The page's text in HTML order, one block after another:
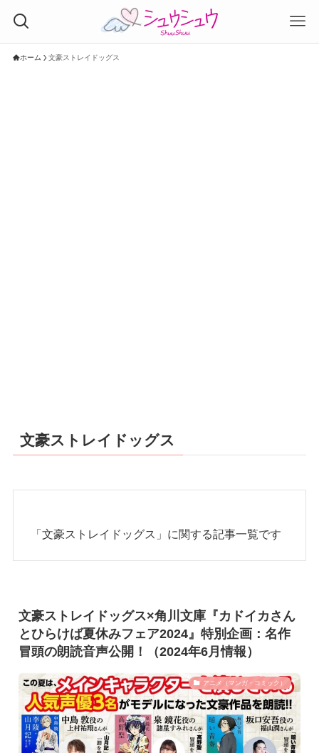
ホーム 文豪ストレイドッグス
文豪ストレイドッグス
「文豪ストレイドッグス」に関する記事一覧です
文豪ストレイドッグス×角川文庫『カドイカさん
とひらけば夏休みフェア2024』特別企画：名作
冒頭の朗読音声公開！（2024年6月情報）
アニメ（マンガ・コミック）